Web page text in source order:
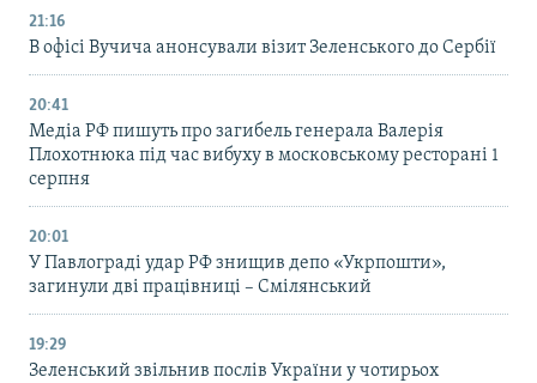
21:16
В офісі Вучича анонсували візит Зеленського до Сербії
20:41
Медіа РФ пишуть про загибель генерала Валерія
Плохотнюка під час вибуху в московському ресторані 1
серпня
20:01
У Павлограді удар РФ знищив депо «Укрпошти»,
загинули дві працівниці – Смілянський
19:29
Зеленський звільнив послів України у чотирьох